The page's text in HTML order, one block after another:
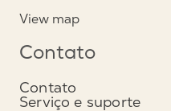
View map
Contato
Contato
Serviço e suporte